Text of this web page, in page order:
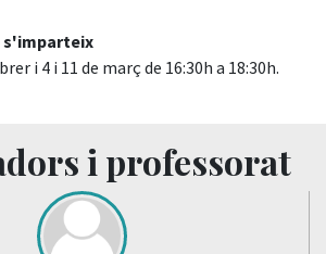
s'imparteix
i 4 i 11 de març de 16:30h a 18:30h.
i professorat